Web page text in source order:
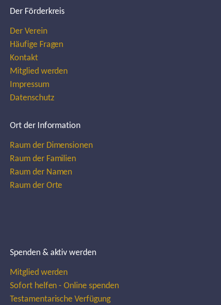
Der Förderkreis
Der Verein
Häufige Fragen
Kontakt
Mitglied werden
Impressum
Datenschutz
Ort der Information
Raum der Dimensionen
Raum der Familien
Raum der Namen
Raum der Orte
Spenden & aktiv werden
Mitglied werden
Sofort helfen - Online spenden
Testamentarische Verfügung